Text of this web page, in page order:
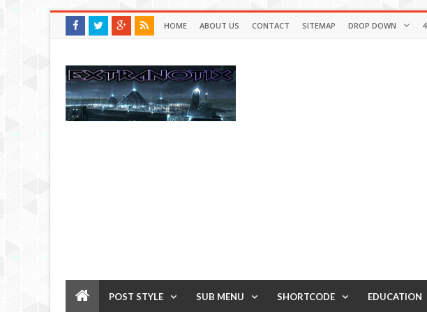
HOME ABOUT US CONTACT SITEMAP DROP DOWN
POST STYLE SUB MENU SHORTCODE EDUCATION